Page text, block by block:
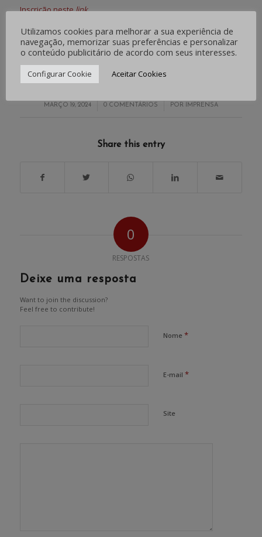
Inscrição nestelink.
Contato com a Faculdade 28 de Agosto pode ser feito
peloWhatsApp.
Fonte: Contraf-CUT
MARÇO 19, 2024
/ 0 COMENTÁRIOS
/ POR IMPRENSA
Share this entry
0
RESPOSTAS
Deixe uma resposta
Want to join the discussion?
Feel free to contribute!
Nome *
E-mail *
Site
Utilizamos cookies para melhorar a sua experiência de
navegação, memorizar suas preferências e personalizar
o conteúdo publicitário de acordo com seus interesses.
Configurar Cookie Aceitar Cookies